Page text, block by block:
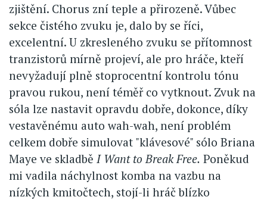
zjištění. Chorus zní teple a přirozeně. Vůbec
sekce čistého zvuku je, dalo by se říci,
excelentní. U zkresleného zvuku se přítomnost
tranzistorů mírně projeví, ale pro hráče, kteří
nevyžadují plně stoprocentní kontrolu tónu
pravou rukou, není téměř co vytknout. Zvuk na
sóla lze nastavit opravdu dobře, dokonce, díky
vestavěnému auto wah-wah, není problém
celkem dobře simulovat "klávesové" sólo Briana
Maye ve skladbě I Want to Break Free. Poněkud
mi vadila náchylnost komba na vazbu na
nízkých kmitočtech, stojí-li hráč blízko